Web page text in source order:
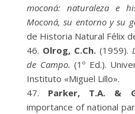
moconá: naturaleza e
Moconá, su entorno y su
de Historia Natural Félix
Olrog, C.Ch. (1959).
de Campo. (1º Ed.).
Instituto «Miguel Lillo».
Parker, T.A. &
importance of national